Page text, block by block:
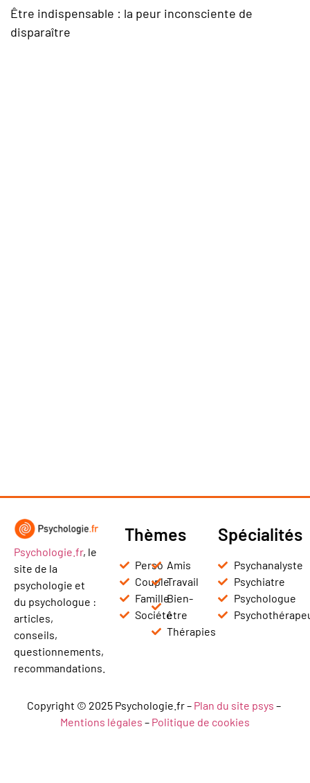
Être indispensable : la peur inconsciente de
disparaître
Psychologie.fr, le
site de la
psychologie et
du psychologue :
articles,
conseils,
questionnements,
recommandations.
Thèmes
Perso
Couple
Famille
Société
Amis
Travail
Bien-
être
Thérapies
Spécialités
Psychanalyste
Psychiatre
Psychologue
Copyright © 2025 Psychologie.fr – Plan du site psys –
Mentions légales – Politique de cookies